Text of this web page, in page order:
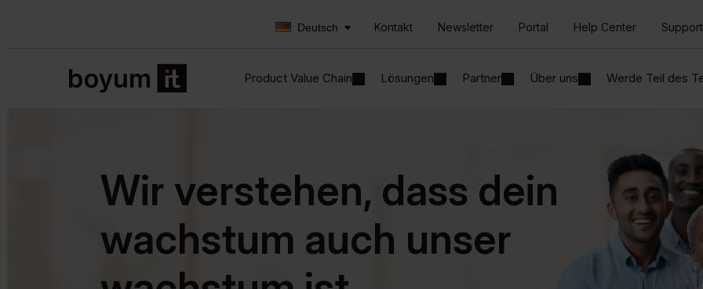
Deutsch Kontakt Newsletter Portal Help Center Support
Product Value Chain Lösungen Partner Über uns Werde Teil des
Wir verstehen, dass dein
wachstum auch unser